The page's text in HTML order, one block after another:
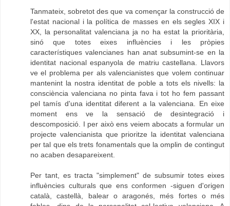
Tanmateix, sobretot des que va començar la construcció de
l'estat nacional i la política de masses en els segles XIX i
XX, la personalitat valenciana ja no ha estat la prioritària,
sinó que totes eixes influències i les pròpies
característiques valencianes han anat subsumint-se en la
identitat nacional espanyola de matriu castellana. Llavors
ve el problema per als valencianistes que volem continuar
mantenint la nostra identitat de poble a tots els nivells: la
consciència valenciana no pinta fava i tot ho fem passant
pel tamís d'una identitat diferent a la valenciana. En eixe
moment ens ve la sensació de desintegració i
descomposició. I per això ens veiem abocats a formular un
projecte valencianista que prioritze la identitat valenciana
per tal que els trets fonamentals que la omplin de contingut
no acaben desapareixent.
Per tant, es tracta "simplement" de subsumir totes eixes
influències culturals que ens conformen -siguen d'origen
català, castellà, balear o aragonés, més fortes o més